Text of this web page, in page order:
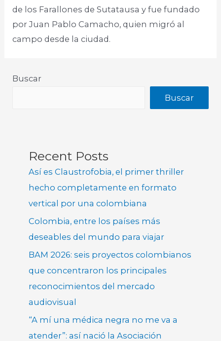
de los Farallones de Sutatausa y fue fundado
por Juan Pablo Camacho, quien migró al
campo desde la ciudad.
Buscar
Buscar
Recent Posts
Así es Claustrofobia, el primer thriller
hecho completamente en formato
vertical por una colombiana
Colombia, entre los países más
deseables del mundo para viajar
BAM 2026: seis proyectos colombianos
que concentraron los principales
reconocimientos del mercado
audiovisual
“A mí una médica negra no me va a
atender”: así nació la Asociación